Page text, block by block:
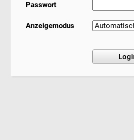
Passwort
Anzeigemodus